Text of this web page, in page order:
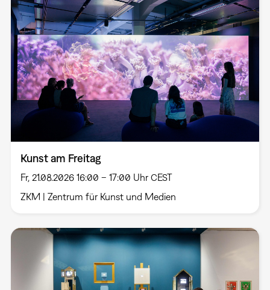
Kunst am Freitag
Fr, 21.08.2026 16:00 – 17:00 Uhr CEST
ZKM | Zentrum für Kunst und Medien